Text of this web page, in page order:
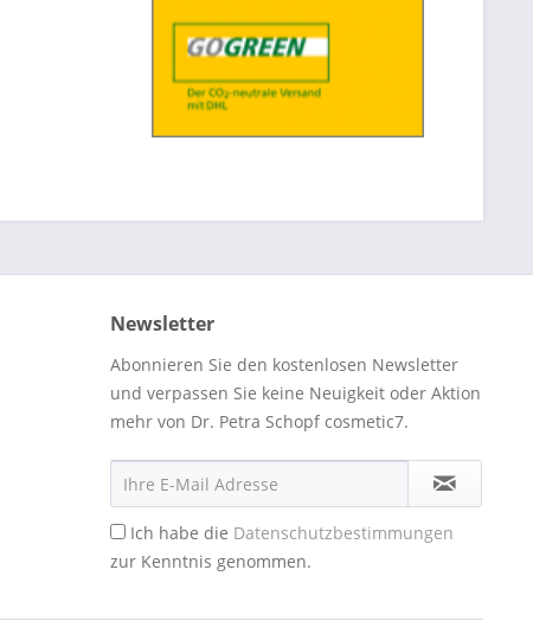
Newsletter
Abonnieren Sie den kostenlosen Newsletter
und verpassen Sie keine Neuigkeit oder Aktion
mehr von Dr. Petra Schopf cosmetic7.
Ich habe die Datenschutzbestimmungen
zur Kenntnis genommen.